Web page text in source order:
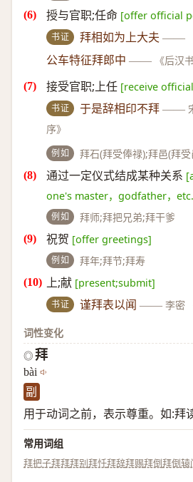
授与官职;任命 [offer official
书证 拜相如为上大夫 ——
公车特征拜郎中 —— 《后汉
接受官职;上任 [receive
书证 于是辞相印不拜 ——
序》
例如 拜石(拜受俸禄);拜邑(拜
通过一定仪式结成某种关系
one's master，godfather，
例如 拜师;拜把兄弟;拜干爹
祝贺 [offer greetings]
例如 拜年;拜节;拜寿
上;献 [present;submit]
书证 谨拜表以闻 —— 李密
词性变化
◎ 拜
bài
副
用于动词之前，表示尊重。如:拜
常用词组
拜把子拜拜拜别拜忏拜辞拜赐拜倒拜倒辕